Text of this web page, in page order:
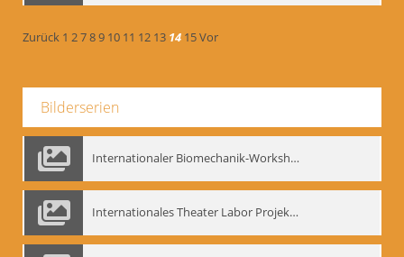
Zurück 1 2789 10 11 12 13 14 15Vor
Bilderserien
Internationaler Biomechanik-Workshop, Moskau 1993
Internationales Theater Labor Projekt: Play Don Juan